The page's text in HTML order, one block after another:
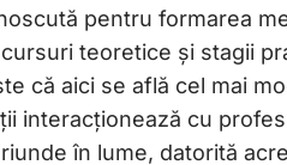
pentru formarea
teoretice și stagii
că aici se află cel mai
interacționează cu
în lume, datorită